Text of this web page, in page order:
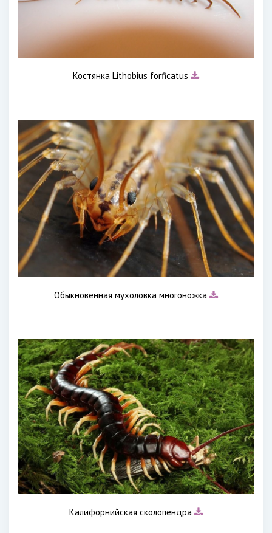
Костянка Lithobius forficatus
Обыкновенная мухоловка многоножка
Калифорнийская сколопендра